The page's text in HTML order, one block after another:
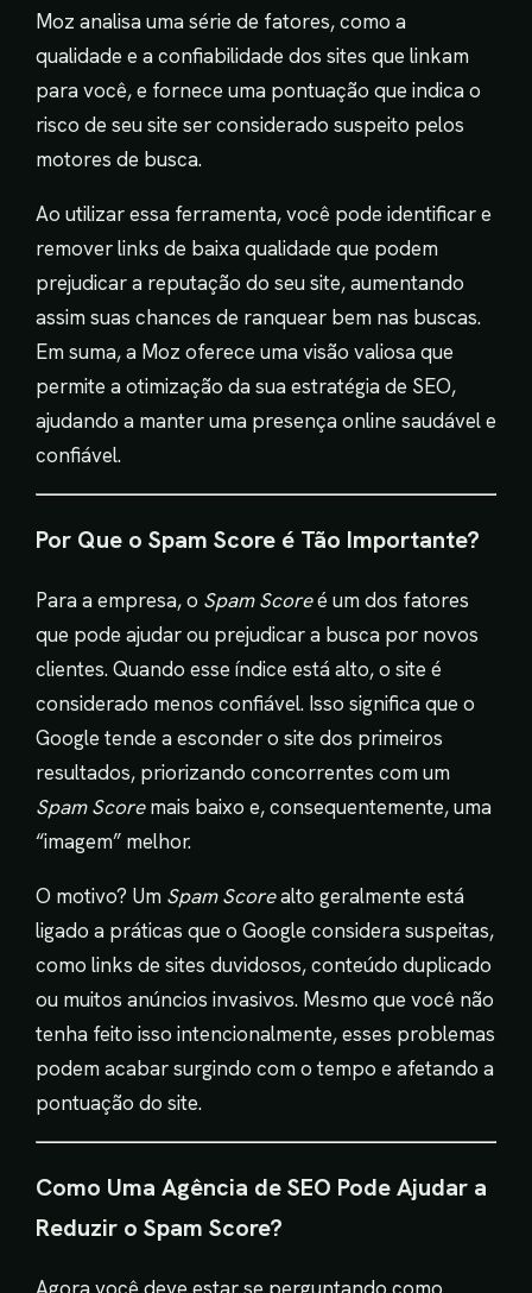
Moz analisa uma série de fatores, como a
qualidade e a confiabilidade dos sites que linkam
para você, e fornece uma pontuação que indica o
risco de seu site ser considerado suspeito pelos
motores de busca.
Ao utilizar essa ferramenta, você pode identificar e
remover links de baixa qualidade que podem
prejudicar a reputação do seu site, aumentando
assim suas chances de ranquear bem nas buscas.
Em suma, a Moz oferece uma visão valiosa que
permite a otimização da sua estratégia de SEO,
ajudando a manter uma presença online saudável e
confiável.
Por Que o Spam Score é Tão Importante?
Para a empresa, o Spam Scoreé um dos fatores
que pode ajudar ou prejudicar a busca por novos
clientes. Quando esse índice está alto, o site é
considerado menos confiável. Isso significa que o
Google tende a esconder o site dos primeiros
resultados, priorizando concorrentes com um
Spam Scoremais baixo e, consequentemente, uma
“imagem” melhor.
O motivo? Um Spam Scorealto geralmente está
ligado a práticas que o Google considera suspeitas,
como links de sites duvidosos, conteúdo duplicado
ou muitos anúncios invasivos. Mesmo que você não
tenha feito isso intencionalmente, esses problemas
podem acabar surgindo com o tempo e afetando a
pontuação do site.
Como Uma Agência de SEO Pode Ajudar a
Reduzir o Spam Score?